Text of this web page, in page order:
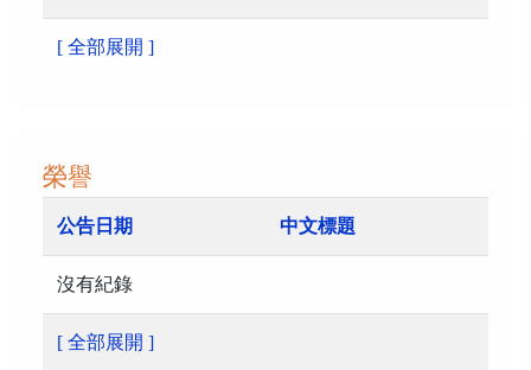
[ 全部展開 ]
榮譽
公告日期 中文標題
沒有紀錄
[ 全部展開 ]